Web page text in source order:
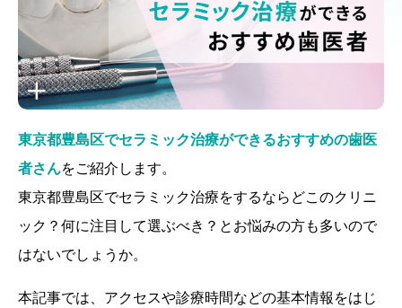
東京都豊島区でセラミック治療ができるおすすめの歯医
者さんをご紹介します。
東京都豊島区でセラミック治療をするならどこのクリニ
ック？何に注目して選ぶべき？とお悩みの方も多いので
はないでしょうか。
本記事では、アクセスや診療時間などの基本情報をはじ